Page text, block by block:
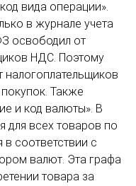
вида операции».
в журнале учета
освободил от
НДС. Поэтому
налогоплательщиков
Также
и код валюты». В
для всех товаров по
в соответствии с
валют. Эта графа
товара за